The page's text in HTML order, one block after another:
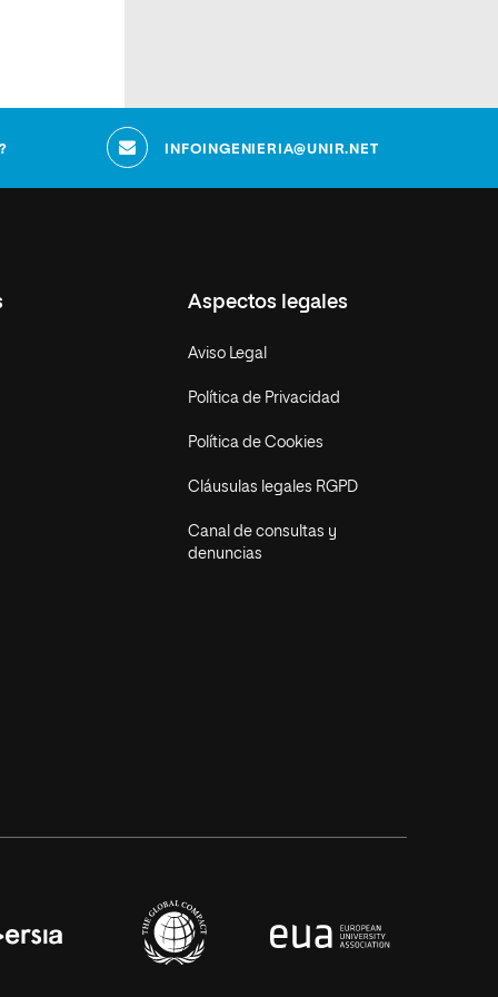
INFOINGENIERIA@UNIR.NET
Aspectos legales
Aviso Legal
Política de Privacidad
Política de Cookies
Cláusulas legales RGPD
Canal de consultas y
denuncias